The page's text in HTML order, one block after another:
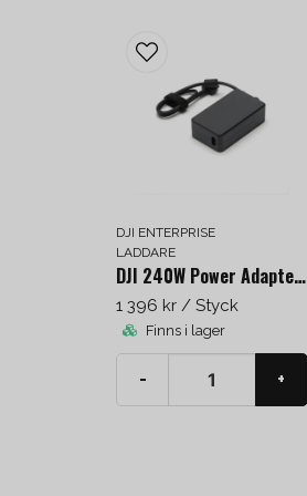
DJI ENTERPRISE
LADDARE
DJI 240W Power Adapter (EU)
1 396 kr / Styck
Finns i lager
- +